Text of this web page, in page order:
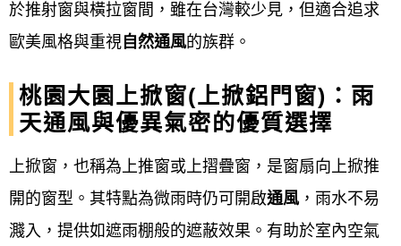
根據丈量結果，提供詳細的報價單與施工規
劃，確認窗型、材質、五金、玻璃規格等細
節，雙方同意後簽訂合約。
備料與工廠加工 ：
廠商依據合約內容，在工廠進行裁料、切
割、組裝等前置作業。
於推射窗與橫拉窗間，雖在台灣較少見，但適合追求
歐美風格與重視 自然通風的族群。
桃園大園上掀窗(上掀鋁門窗)：雨
天通風與優異氣密的優質選擇
上掀窗，也稱為上推窗或上摺疊窗，是窗扇向上掀推
開的窗型。其特點為微雨時仍可開啟通風 ，雨水不易
濺入，提供如遮雨棚般的遮蔽效果。有助於室內空氣